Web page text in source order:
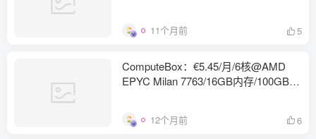
11个月前 5
ComputeBox：€5.45/月/6核@AMD
EPYC Milan 7763/16GB内存/100GB
12个月前 6